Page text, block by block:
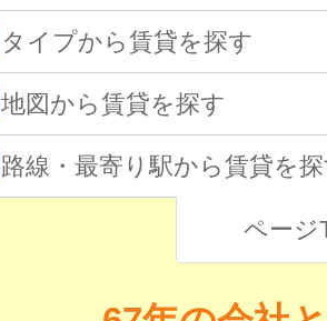
タイプから賃貸を探す
地図から賃貸を探す
路線・最寄り駅から賃貸を
ページ